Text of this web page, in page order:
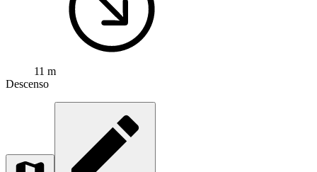
11 m
Descenso